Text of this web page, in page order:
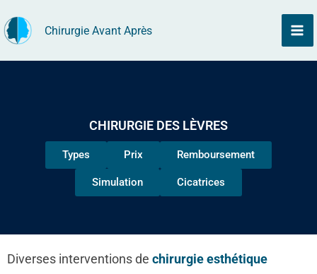
au
contenu
Chirurgie Avant Après
CHIRURGIE DES LÈVRES
Types Prix Remboursement
Simulation Cicatrices
Diverses interventions de chirurgie esthétique